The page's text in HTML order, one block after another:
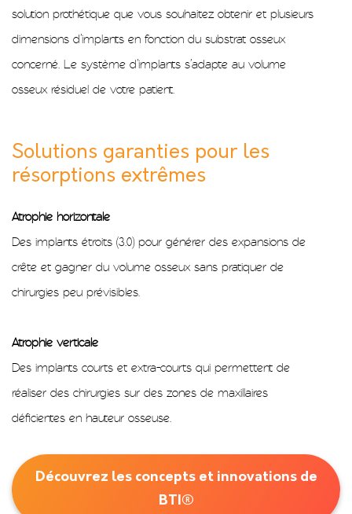
solution prothétique que vous souhaitez obtenir et plusieurs
dimensions d’implants en fonction du substrat osseux
concerné. Le système d’implants s’adapte au volume
osseux résiduel de votre patient.
Solutions garanties pour les
résorptions extrêmes
Atrophie horizontale
Des implants étroits (3.0) pour générer des expansions de
crête et gagner du volume osseux sans pratiquer de
chirurgies peu prévisibles.
Atrophie verticale
Des implants courts et extra-courts qui permettent de
réaliser des chirurgies sur des zones de maxillaires
déficientes en hauteur osseuse.
Découvrez les concepts et innovations de
BTI®